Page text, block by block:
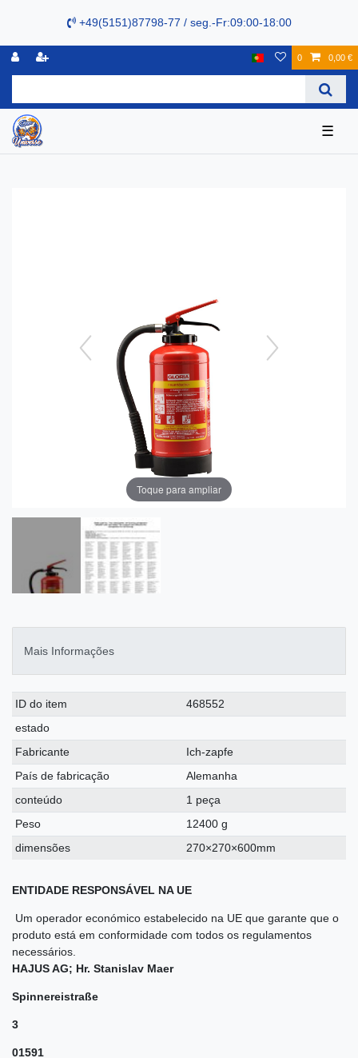
+49(5151)87798-77 / seg.-Fr:09:00-18:00
0 0,00 €
☰
Toque para ampliar
Mais Informações
Ceres::Template.singleItemTechnicalDataAttribute
Ceres::Template.singleItemTechnicalDataValue
ID do item
468552
estado
Fabricante
Ich-zapfe
País de fabricação
Alemanha
conteúdo
1 peça
Peso
12400 g
dimensões
270×270×600mm
ENTIDADE RESPONSÁVEL NA UE
Um operador económico estabelecido na UE que garante que o
produto está em conformidade com todos os regulamentos
necessários.
HAJUS AG; Hr. Stanislav Maer
Spinnereistraße
3
01591